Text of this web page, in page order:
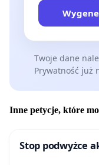
Twoje dane
Prywatność już
Inne petycje, które
Stop podwyżce